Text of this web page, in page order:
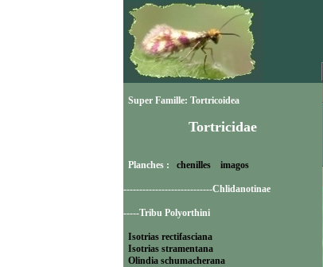
Super Famille: Tortricoidea
Tortricidae
Planches : chenilles imagos
----------------------------Chlidanotinae
-----Tribu Polyorthini
Isotrias rectifasciana
Isotrias stramentana
Olindia schumacherana